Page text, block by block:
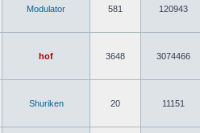
Modulator 581 120943
hof 3648 3074466
Shuriken 20 11151